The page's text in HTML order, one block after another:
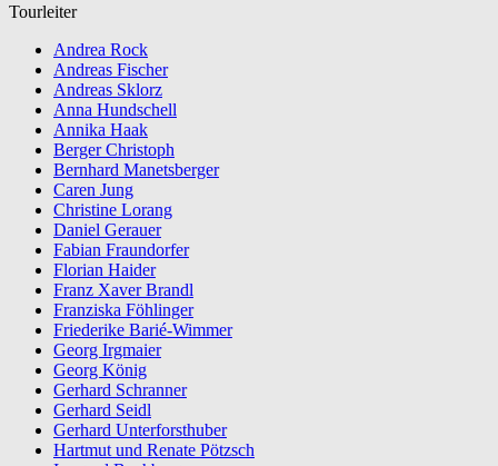
Tourleiter
Andrea Rock
Andreas Fischer
Andreas Sklorz
Anna Hundschell
Annika Haak
Berger Christoph
Bernhard Manetsberger
Caren Jung
Christine Lorang
Daniel Gerauer
Fabian Fraundorfer
Florian Haider
Franz Xaver Brandl
Franziska Föhlinger
Friederike Barié-Wimmer
Georg Irgmaier
Georg König
Gerhard Schranner
Gerhard Seidl
Gerhard Unterforsthuber
Hartmut und Renate Pötzsch